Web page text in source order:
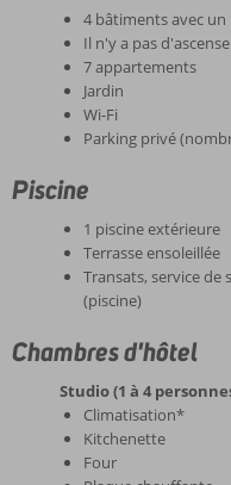
4 bâtiments avec
Il n'y a pas
7 appartements
Jardin
Wi-Fi
Parking privé
Piscine
1 piscine extérieure
Terrasse ensoleillée
Transats, service de
(piscine)
Chambres d'hôtel
Studio (1 à 4
Climatisation*
Kitchenette
Four